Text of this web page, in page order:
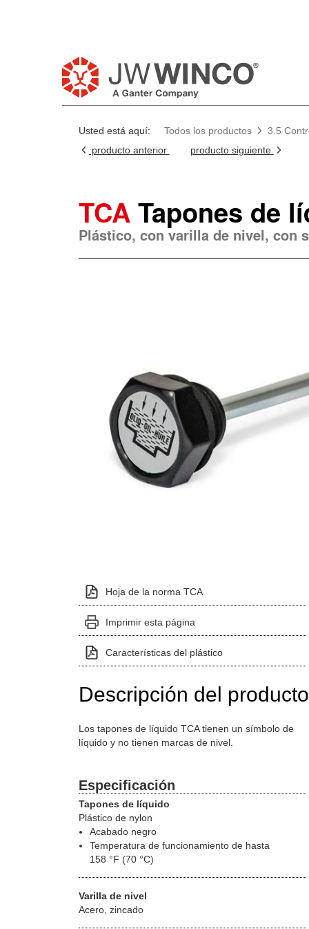
Usted está aquí: Todos los productos
3.5
producto anterior
producto siguiente
TCA Tapones de
Plástico, con varilla de nivel, con
Hoja de la norma TCA
Imprimir esta página
Características del plástico
Descripción del producto
Los tapones de líquido TCA tienen un símbolo de
líquido y no tienen marcas de nivel.
Especificación
Tapones de líquido
Plástico de nylon
Acabado negro
Temperatura de funcionamiento de hasta
158 °F (70 °C)
Varilla de nivel
Acero, zincado